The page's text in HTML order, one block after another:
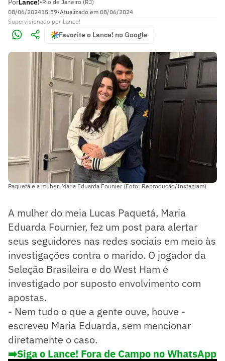
PorLance!•Rio de Janeiro (RJ)
08/06/202415:39•Atualizado em 08/06/2024
Supervisionado por Lance!
Favorite o Lance! no Google
Paquetá e a muher, Maria Eduarda Founier (Foto: Reprodução/Instagram)
A mulher do meia Lucas Paquetá, Maria
Eduarda Fournier, fez um post para alertar
seus seguidores nas redes sociais em meio às
investigações contra o marido. O jogador da
Seleção Brasileira e do West Ham é
investigado por suposto envolvimento com
apostas.
- Nem tudo o que a gente ouve, houve -
escreveu Maria Eduarda, sem mencionar
diretamente o caso.
➡️Siga o Lance! Fora de Campo no WhatsApp